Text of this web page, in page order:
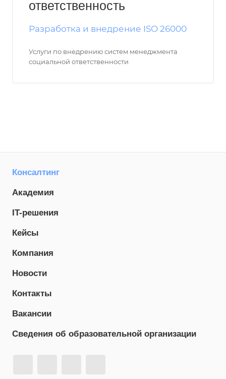
ответственность
Разработка и внедрение ISO 26000
Услуги по внедрению систем менеджмента
социальной ответственности
Консалтинг
Академия
IT-решения
Кейсы
Компания
Новости
Контакты
Вакансии
Сведения об образовательной организации